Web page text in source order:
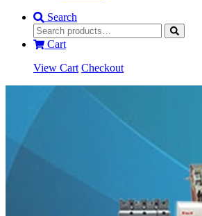
Search
Cart
View Cart Checkout